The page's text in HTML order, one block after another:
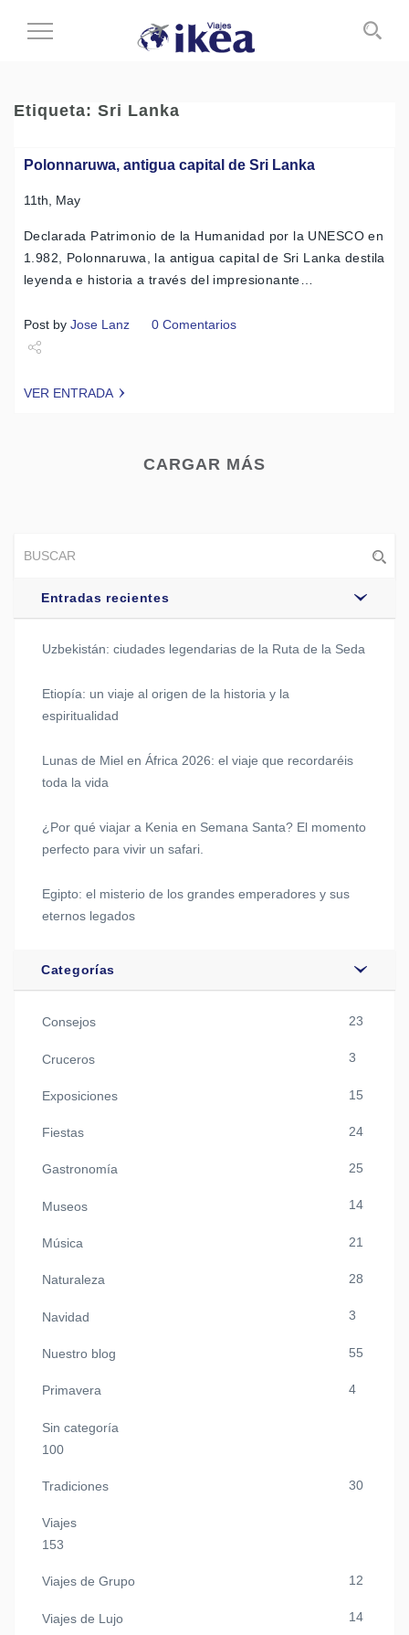
Cambiar
navegación
Etiqueta: Sri Lanka
Polonnaruwa, antigua capital de Sri Lanka
11th, May
Declarada Patrimonio de la Humanidad por la UNESCO en
1.982, Polonnaruwa, la antigua capital de Sri Lanka destila
leyenda e historia a través del impresionante…
Post by Jose Lanz 0 Comentarios
VER ENTRADA
CARGAR MÁS
Entradas recientes
Uzbekistán: ciudades legendarias de la Ruta de la Seda
Etiopía: un viaje al origen de la historia y la
espiritualidad
Lunas de Miel en África 2026: el viaje que recordaréis
toda la vida
¿Por qué viajar a Kenia en Semana Santa? El momento
perfecto para vivir un safari.
Egipto: el misterio de los grandes emperadores y sus
eternos legados
Categorías
Consejos 23
Cruceros 3
Exposiciones 15
Fiestas 24
Gastronomía 25
Museos 14
Música 21
Naturaleza 28
Navidad 3
Nuestro blog 55
Primavera 4
Sin categoría
100
Tradiciones 30
Viajes
153
Viajes de Grupo 12
Viajes de Lujo 14